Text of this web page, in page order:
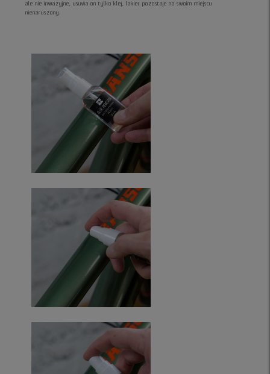
ale nie inwazyjne, usuwa on tylko klej, lakier pozostaje na swoim miejscu
nienaruszony.